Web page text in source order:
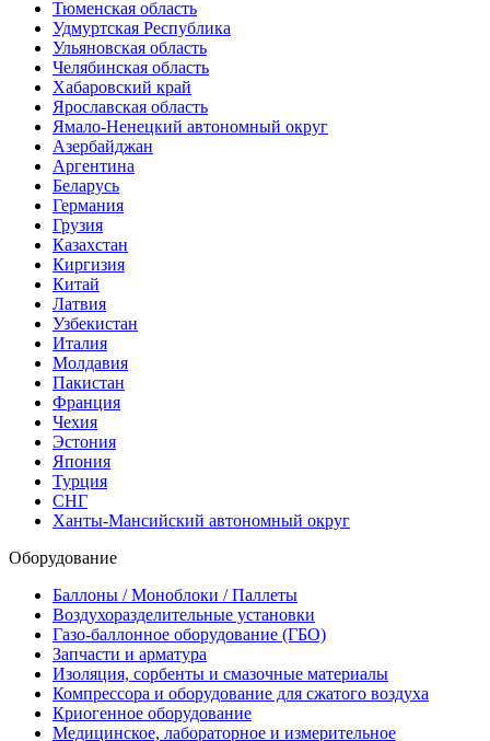
Тюменская область
Удмуртская Республика
Ульяновская область
Челябинская область
Хабаровский край
Ярославская область
Ямало-Ненецкий автономный округ
Азербайджан
Аргентина
Беларусь
Германия
Грузия
Казахстан
Киргизия
Китай
Латвия
Узбекистан
Италия
Молдавия
Пакистан
Франция
Чехия
Эстония
Япония
Турция
СНГ
Ханты-Мансийский автономный округ
Оборудование
Баллоны / Моноблоки / Паллеты
Воздухоразделительные установки
Газо-баллонное оборудование (ГБО)
Запчасти и арматура
Изоляция, сорбенты и смазочные материалы
Компрессора и оборудование для сжатого воздуха
Криогенное оборудование
Медицинское, лабораторное и измерительное